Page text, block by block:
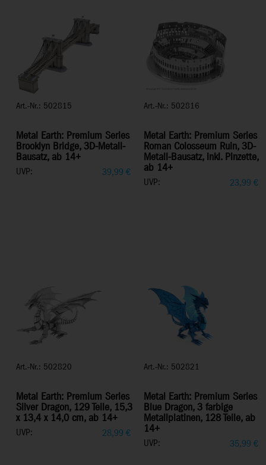
Art.-Nr.: 502815
Metal Earth: Premium Series
Brooklyn Bridge, 3D-Metall-
Bausatz, ab 14+
UVP: 39,99 €
Art.-Nr.: 502816
Metal Earth: Premium Series
Roman Colosseum Ruin, 3D-
Metall-Bausatz, inkl. Pinzette,
ab 14+
UVP: 23,99 €
Art.-Nr.: 502820
Metal Earth: Premium Series
Silver Dragon, 129 Teile, 15,3
x 13,4 x 14,0 cm, ab 14+
UVP: 28,99 €
Art.-Nr.: 502821
Metal Earth: Premium Series
Blue Dragon, 3 farbige
Metallplatinen, 128 Teile, ab
14+
UVP: 35,99 €